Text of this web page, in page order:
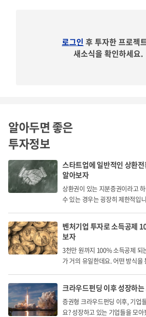
현재까지 자체 확보한 기술을 적용한 홀센
응에 활용 예정입니다.
기업가치산정근거
(Pre 3,500,004,304원)
금번 크라우드펀딩 진행 시 기업가치
는 현재 투자라운드에서 기관 투자자가
였습니다.
또한 나노게이트가 개발한 자기센서는
로그인 후 투자한 프로젝
새소식을 확인하세요.
알아두면 좋은
투자정보
스타트업에 일반적인 상환
알아보자
상환권이 있는 지분증권이라고
수 있는 경우는 굉장히 제한적입
벤처기업 투자로 소득공제
보자
3천만 원까지 100% 소득공제 되
가 거의 유일한데요. 어떤 방식을
크라우드펀딩 이후 성장하
증권형 크라우드펀딩 이후, 기업
요? 성장하고 있는 기업들을 모아